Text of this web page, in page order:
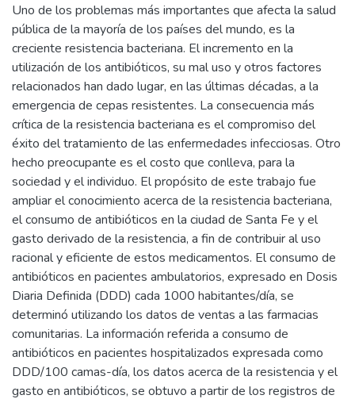
Uno de los problemas más importantes que afecta la salud
pública de la mayoría de los países del mundo, es la
creciente resistencia bacteriana. El incremento en la
utilización de los antibióticos, su mal uso y otros factores
relacionados han dado lugar, en las últimas décadas, a la
emergencia de cepas resistentes. La consecuencia más
crítica de la resistencia bacteriana es el compromiso del
éxito del tratamiento de las enfermedades infecciosas. Otro
hecho preocupante es el costo que conlleva, para la
sociedad y el individuo. El propósito de este trabajo fue
ampliar el conocimiento acerca de la resistencia bacteriana,
el consumo de antibióticos en la ciudad de Santa Fe y el
gasto derivado de la resistencia, a fin de contribuir al uso
racional y eficiente de estos medicamentos. El consumo de
antibióticos en pacientes ambulatorios, expresado en Dosis
Diaria Definida (DDD) cada 1000 habitantes/día, se
determinó utilizando los datos de ventas a las farmacias
comunitarias. La información referida a consumo de
antibióticos en pacientes hospitalizados expresada como
DDD/100 camas-día, los datos acerca de la resistencia y el
gasto en antibióticos, se obtuvo a partir de los registros de